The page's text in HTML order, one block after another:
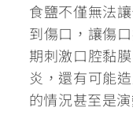
食鹽不僅無法
到傷口，讓傷
期刺激口腔黏
炎，還有可能
的情況甚至是